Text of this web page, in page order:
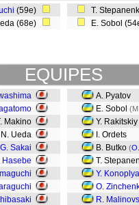
(59e)
(68e)
T.
E. Sobol
EQUIPES
Makino
N. Ueda
G. Sakai
Hasebe
A. Pyatov
E. Sobol
Y. Rakitskiy
I. Ordets
B. Butko (
T.
Y.
O.
R.